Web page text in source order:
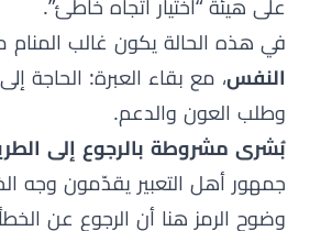
في هذه الحالة يكون غالب
النفس، مع بقاء العبرة: الحاجة
وطلب العون والدعم.
بُشرى مشروطة بالرجوع إلى
جمهور أهل التعبير يقدّمون وجه
وضوح الرمز هنا أن الرجوع عن